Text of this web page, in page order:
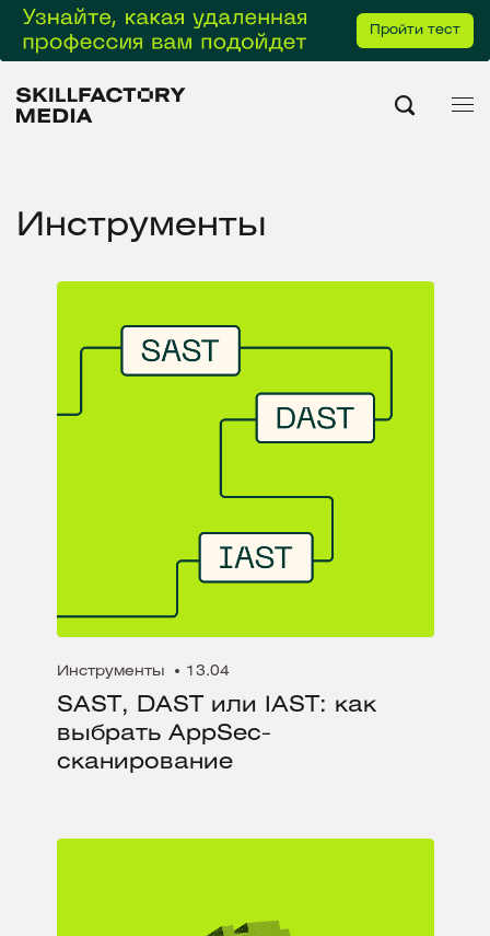
Пройти тест
Инструменты
Инструменты 13.04
SAST, DAST или IAST: как
выбрать AppSec-
сканирование